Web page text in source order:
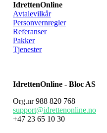
IdrettenOnline
Avtalevilkår
Personvernregler
Referanser
Pakker
Tjenester
IdrettenOnline - Bloc AS
Org.nr 988 820 768
support@idrettenonline.no
+47 23 65 10 30